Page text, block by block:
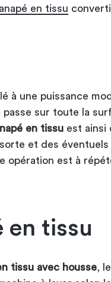
en tissu
à une puissance
sur toute la
en tissu est ainsi
et des éventuels
opération est à
en tissu
tissu avec housse,